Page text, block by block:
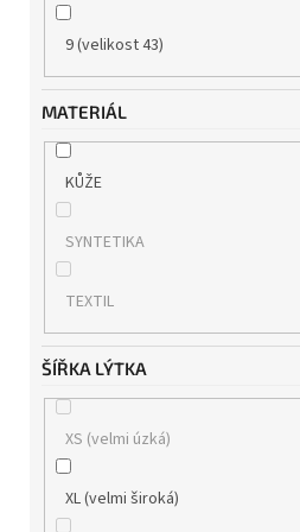
9 (velikost 43)
MATERIÁL
KŮŽE
SYNTETIKA
TEXTIL
ŠÍŘKA LÝTKA
XS (velmi úzká)
XL (velmi široká)